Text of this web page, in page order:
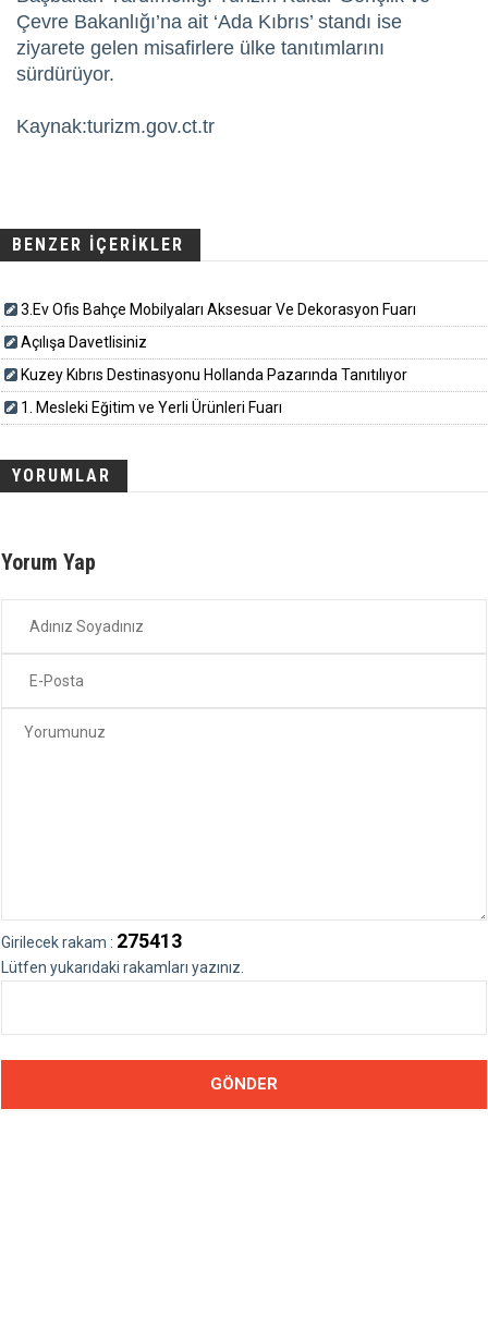
Çevre Bakanlığı’na ait ‘Ada Kıbrıs’ standı ise
ziyarete gelen misafirlere ülke tanıtımlarını
sürdürüyor.
Kaynak:turizm.gov.ct.tr
BENZER İÇERİKLER
3.Ev Ofis Bahçe Mobilyaları Aksesuar Ve Dekorasyon Fuarı
Açılışa Davetlisiniz
Kuzey Kıbrıs Destinasyonu Hollanda Pazarında Tanıtılıyor
1. Mesleki Eğitim ve Yerli Ürünleri Fuarı
YORUMLAR
Yorum Yap
Girilecek rakam : 275413
Lütfen yukarıdaki rakamları yazınız.